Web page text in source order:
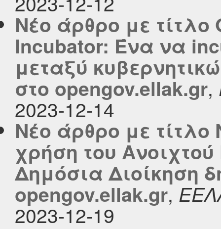
Νέο άρθρο με τίτλο
Incubator: Ένα να
μεταξύ
στο opengov.ellak.gr,
2023-12-14
Νέο άρθρο με
χρήση του
Δημόσια Διοίκηση
opengov.ellak.gr,
2023-12-19